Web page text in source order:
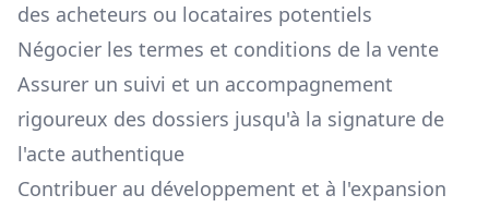
des acheteurs ou locataires potentiels
Négocier les termes et conditions de la vente
Assurer un suivi et un accompagnement
rigoureux des dossiers jusqu'à la signature de
l'acte authentique
Contribuer au développement et à l'expansion